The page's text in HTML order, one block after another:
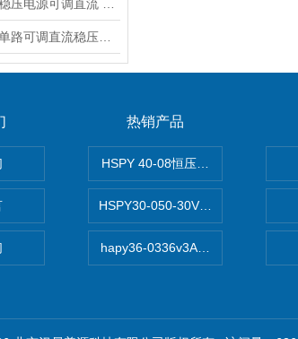
热销产品
HSPY 40-08恒压恒流恒功率电源
HSPY30-050-30V/-05A可调直流稳
hapy36-0336v3A高精度小型可编程